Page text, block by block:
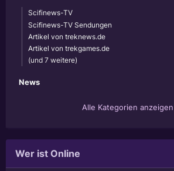
Scifinews-TV
Scifinews-TV Sendungen
Artikel von treknews.de
Artikel von trekgames.de
(und 7 weitere)
News
Alle Kategorien anzeigen
Wer ist Online